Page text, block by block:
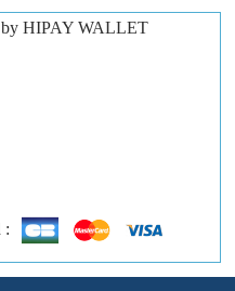
by HIPAY WALLET
: